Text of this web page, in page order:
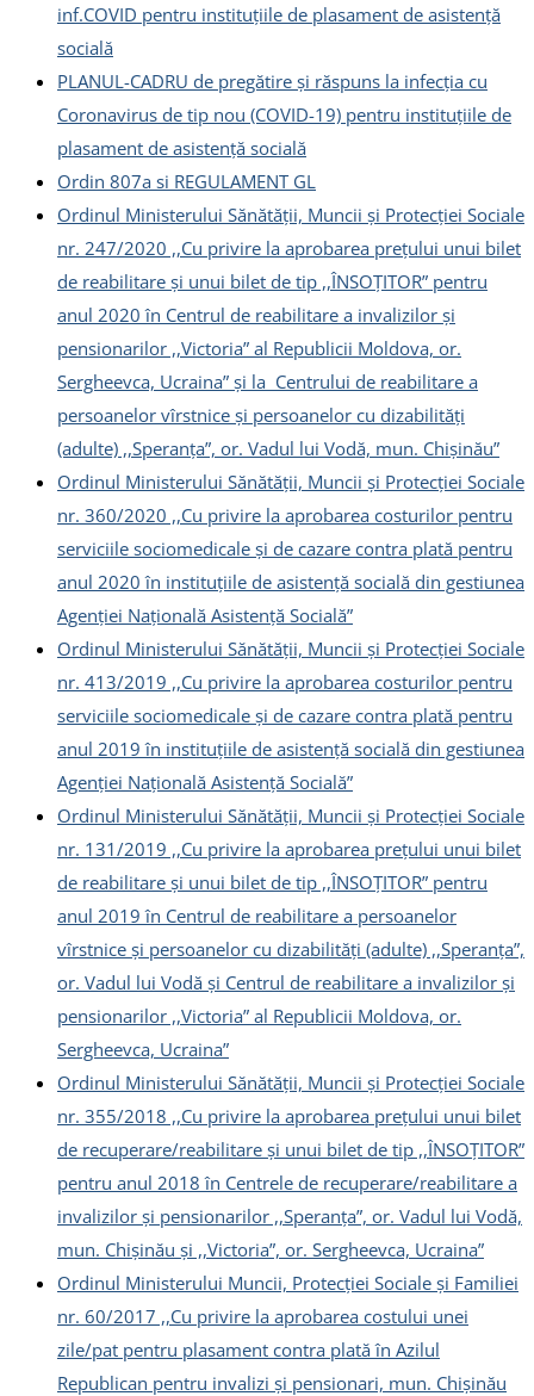
inf.COVID pentru instituțiile de plasament de asistență
socială
PLANUL-CADRU de pregătire și răspuns la infecția cu
Coronavirus de tip nou (COVID-19) pentru instituțiile de
plasament de asistență socială
Ordin 807a si REGULAMENT GL
Ordinul Ministerului Sănătății, Muncii și Protecției Sociale
nr. 247/2020 ,,Cu privire la aprobarea prețului unui bilet
de reabilitare și unui bilet de tip ,,ÎNSOȚITOR” pentru
anul 2020 în Centrul de reabilitare a invalizilor și
pensionarilor ,,Victoria” al Republicii Moldova, or.
Sergheevca, Ucraina” și la Centrului de reabilitare a
persoanelor vîrstnice și persoanelor cu dizabilități
(adulte) ,,Speranța”, or. Vadul lui Vodă, mun. Chișinău”
Ordinul Ministerului Sănătății, Muncii și Protecției Sociale
nr. 360/2020 ,,Cu privire la aprobarea costurilor pentru
serviciile sociomedicale și de cazare contra plată pentru
anul 2020 în instituțiile de asistență socială din gestiunea
Agenției Națională Asistență Socială”
Ordinul Ministerului Sănătății, Muncii și Protecției Sociale
nr. 413/2019 ,,Cu privire la aprobarea costurilor pentru
serviciile sociomedicale și de cazare contra plată pentru
anul 2019 în instituțiile de asistență socială din gestiunea
Agenției Națională Asistență Socială”
Ordinul Ministerului Sănătății, Muncii și Protecției Sociale
nr. 131/2019 ,,Cu privire la aprobarea prețului unui bilet
de reabilitare și unui bilet de tip ,,ÎNSOȚITOR” pentru
anul 2019 în Centrul de reabilitare a persoanelor
vîrstnice și persoanelor cu dizabilități (adulte) ,,Speranța”,
or. Vadul lui Vodă și Centrul de reabilitare a invalizilor și
pensionarilor ,,Victoria” al Republicii Moldova, or.
Sergheevca, Ucraina”
Ordinul Ministerului Sănătății, Muncii și Protecției Sociale
nr. 355/2018 ,,Cu privire la aprobarea prețului unui bilet
de recuperare/reabilitare și unui bilet de tip ,,ÎNSOȚITOR”
pentru anul 2018 în Centrele de recuperare/reabilitare a
invalizilor și pensionarilor ,,Speranța”, or. Vadul lui Vodă,
mun. Chișinău și ,,Victoria”, or. Sergheevca, Ucraina”
Ordinul Ministerului Muncii, Protecției Sociale și Familiei
nr. 60/2017 ,,Cu privire la aprobarea costului unei
zile/pat pentru plasament contra plată în Azilul
Republican pentru invalizi și pensionari, mun. Chișinău